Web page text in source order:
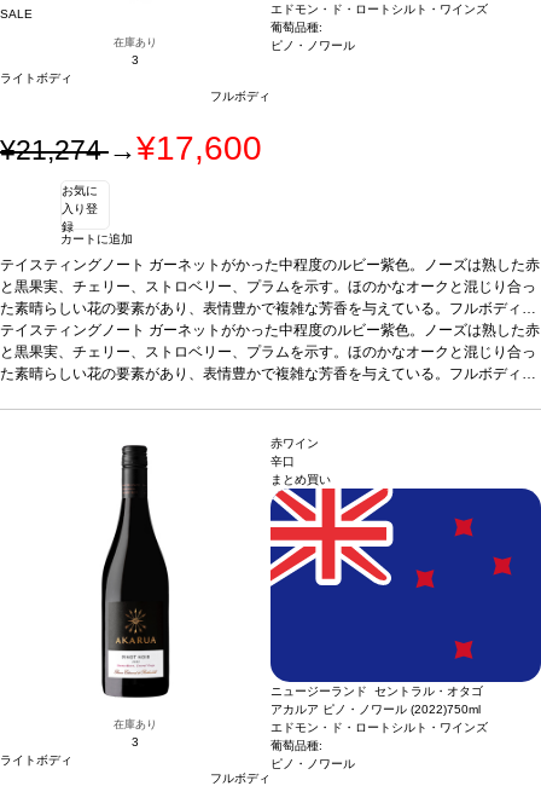
SALE
在庫あり
3
ライトボディ
フルボディ
エドモン・ド・ロートシルト・ワインズ
葡萄品種:
ピノ・ノワール
¥21,274→¥17,600
お気に
入り登
録
カートに追加
テイスティングノート ガーネットがかった中程度のルビー紫色。ノーズは熟した赤
と黒果実、チェリー、ストロベリー、プラムを示す。ほのかなオークと混じり合っ
た素晴らしい花の要素があり、表情豊かで複雑な芳香を与えている。フルボディ
で、甘く熟したベリー類、スミレ、キノコ、トーストしたオークを伴う。味わいは
非常に長く複雑で、果実味と酸味のバランスが素晴らしい。見事な凝縮感を持ち、
滑らかで上質なタンニンをたっぷりと感じ、プラムを含む長い余韻が続く。合う料
テイスティングノート ガーネットがかった中程度のルビー紫色。ノーズは熟した赤
と黒果実、チェリー、ストロベリー、プラムを示す。ほのかなオークと混じり合っ
た素晴らしい花の要素があり、表情豊かで複雑な芳香を与えている。フルボディ
滑らかで上質なタンニンをたっぷりと感じ、プラムを含む長い余韻が続く。
ローストしたラム、キノコ料理、甘味や酸味のある野菜料理
SWNZ認証
在庫あり
3
ライトボディ
フルボディ
赤ワイン
辛口
まとめ買い
ニュージーランド セントラル・オタゴ
アカルア ピノ・ノワール (2022)750ml
エドモン・ド・ロートシルト・ワインズ
葡萄品種:
ピノ・ノワール